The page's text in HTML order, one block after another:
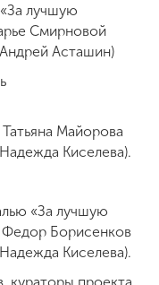
лучшую
Смирновой
Асташин)
Майорова
Киселева).
«За лучшую
Федор Борисенков
Киселева).
кураторы проекта